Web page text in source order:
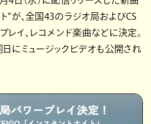
”が、全国43のラジオ局およびCS
レイ、レコメンド楽曲などに決定。
日にミュージックビデオも公開され